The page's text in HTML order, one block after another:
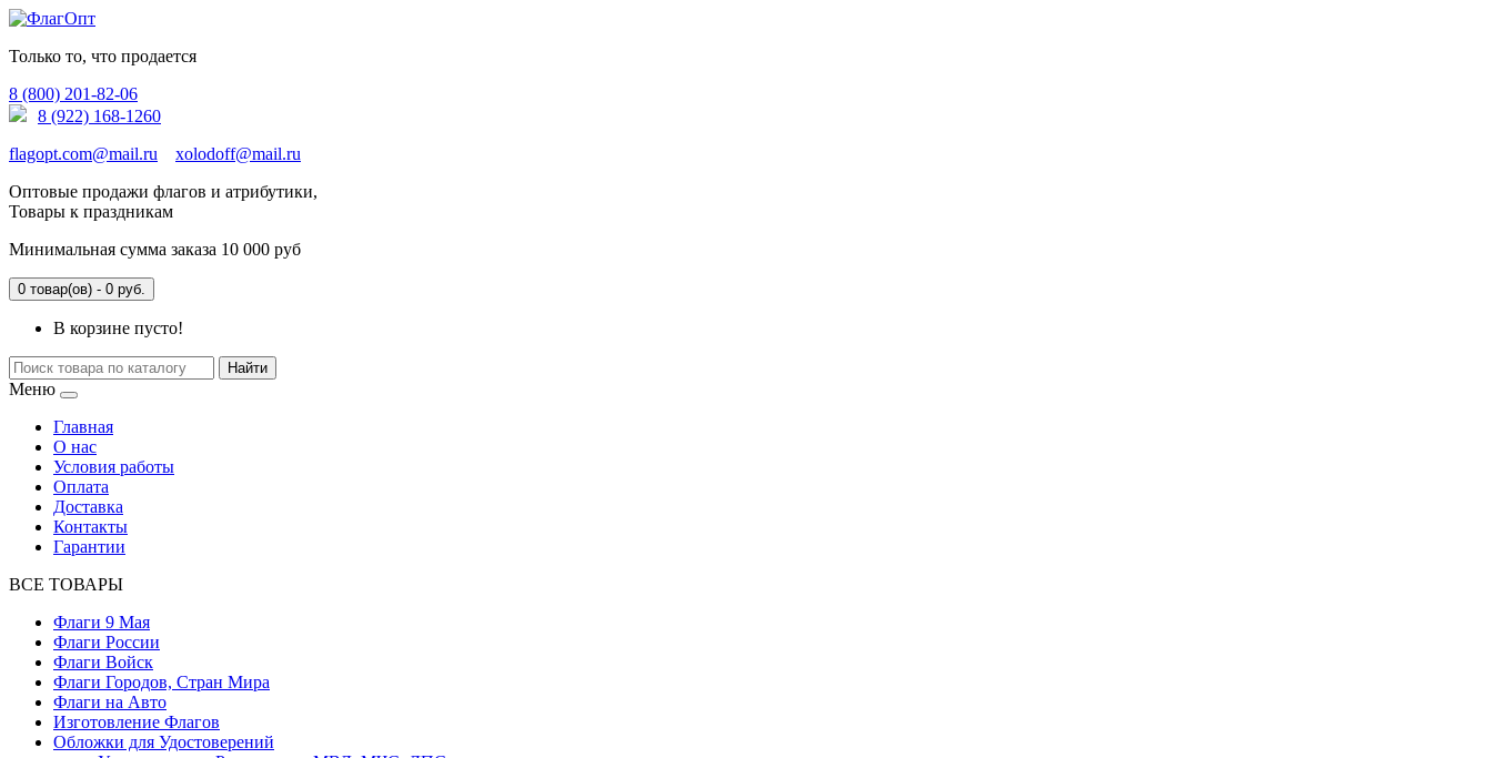
Только то, что продается
8 (800) 201-82-06
8 (922) 168-1260
flagopt.com@mail.ru
xolodoff@mail.ru
Оптовые продажи флагов и атрибутики,
Товары к праздникам
Минимальная сумма заказа 10 000 руб
0 товар(ов) - 0 руб.
В корзине пусто!
Найти
Меню
Главная
О нас
Условия работы
Оплата
Доставка
Контакты
Гарантии
ВСЕ ТОВАРЫ
Флаги 9 Мая
Флаги России
Флаги Войск
Флаги Городов, Стран Мира
Флаги на Авто
Изготовление Флагов
Обложки для Удостоверений